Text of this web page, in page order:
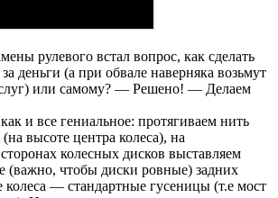
рулевого встал вопрос, как сделать
деньги (а при обвале наверняка возьмут
или самому? — Решено! — Делаем
и все гениальное: протягиваем нить
высоте центра колеса), на
колесных дисков выставляем
(важно, чтобы диски ровные) задних
колеса — стандартные гусеницы (т.е мост